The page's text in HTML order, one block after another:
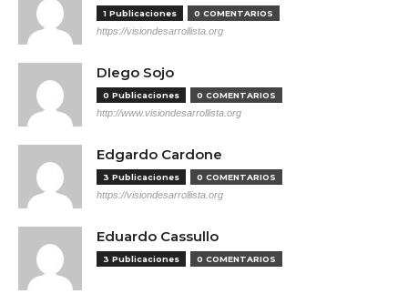
1 Publicaciones 0 COMENTARIOS
https://visiondesarrollista.org
DIego Sojo
0 Publicaciones 0 COMENTARIOS
http://www.visiondesarrollista.org
Edgardo Cardone
3 Publicaciones 0 COMENTARIOS
https://visiondesarrollista.org
Eduardo Cassullo
3 Publicaciones 0 COMENTARIOS